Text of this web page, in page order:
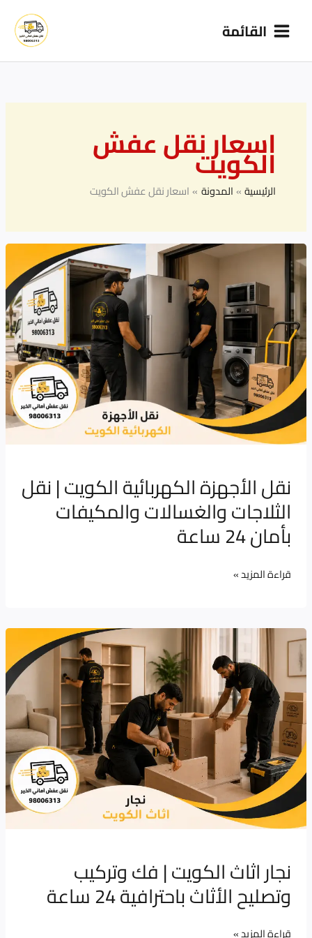
القائمة
اسعار نقل عفش
الكويت
الرئيسية المدونة اسعار نقل عفش الكويت
نقل الأجهزة الكهربائية الكويت | نقل
الثلاجات والغسالات والمكيفات
بأمان 24 ساعة
الأجهزة
الكهربائية
الكويت
|
نقل
الثلاجات
والغسالات
والمكيفات
بأمان
ساعة
قراءة المزيد »
نجار اثاث الكويت | فك وتركيب
وتصليح الأثاث باحترافية 24 ساعة
نجار
الكويت
|
فك
وتركيب
وتصليح
الأثاث
باحترافية
24
قراءة المزيد »